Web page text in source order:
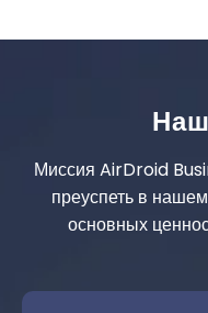
Миссия AirDroid
преуспеть в
основных